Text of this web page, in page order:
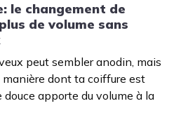
le changement de
de volume sans
peut sembler anodin, mais
dont ta coiffure est
douce apporte du volume à la